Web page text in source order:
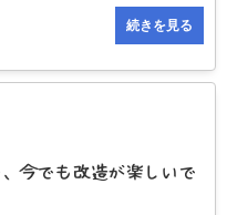
続きを見る
今でも改造が楽しいで